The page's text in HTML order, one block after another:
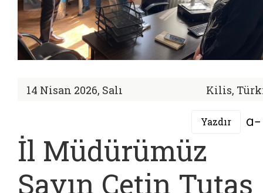
14 Nisan 2026, Salı Kilis,
Yazdır
İl Müdürümüz
Sayın Çetin Tutaş